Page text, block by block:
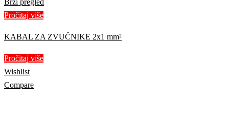
Pročitaj više
KABAL ZA ZVUČNIKE 2x1 mm²
Pročitaj više
Wishlist
Compare